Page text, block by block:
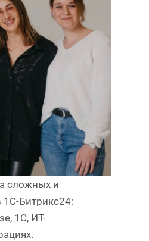
сложных и
1С-Битрикс24:
1С, ИТ-